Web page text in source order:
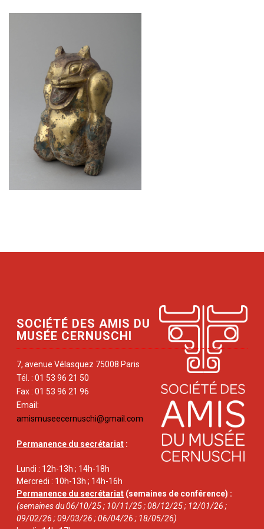
SOCIÉTÉ DES AMIS DU
MUSÉE CERNUSCHI
7, avenue Vélasquez 75008 Paris
Tél. : 01 53 96 21 50
Fax : 01 53 96 21 96
Email:
amismuseecernuschi@gmail.com
Permanence du secrétariat :
Lundi : 12h-13h ; 14h-18h
Mercredi : 10h-13h ; 14h-16h
Permanence du secrétariat (semaines de conférence) :
(semaines du 06/10/25 ; 10/11/25 ; 08/12/25 ; 12/01/26 ;
09/02/26 ; 09/03/26 ; 06/04/26 ; 18/05/26)